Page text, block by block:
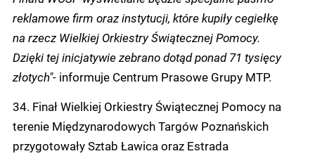
reklamowe firm oraz instytucji, które kupiły cegiełkę
na rzecz Wielkiej Orkiestry Świątecznej Pomocy.
Dzięki tej inicjatywie zebrano dotąd ponad 71 tysięcy
złotych"- informuje Centrum Prasowe Grupy MTP.
34. Finał Wielkiej Orkiestry Świątecznej Pomocy na
terenie Międzynarodowych Targów Poznańskich
przygotowały Sztab Ławica oraz Estrada